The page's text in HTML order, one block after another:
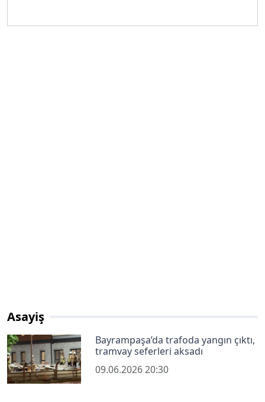
Asayiş
Bayrampaşa’da trafoda yangın çıktı,
tramvay seferleri aksadı
09.06.2026 20:30